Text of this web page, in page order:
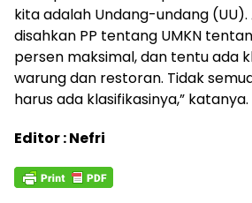
kita adalah Undang-undang
disahkan PP tentang UMKN
persen maksimal, dan tentu ada
warung dan restoran. Tidak
harus ada klasifikasinya,” katanya.
Editor : Nefri